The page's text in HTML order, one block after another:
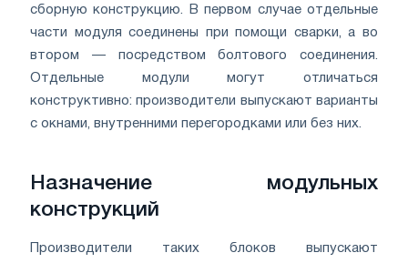
сборную конструкцию. В первом случае отдельные
части модуля соединены при помощи сварки, а во
втором — посредством болтового соединения.
Отдельные модули могут отличаться
конструктивно: производители выпускают варианты
с окнами, внутренними перегородками или без них.
Назначение модульных
конструкций
Производители таких блоков выпускают